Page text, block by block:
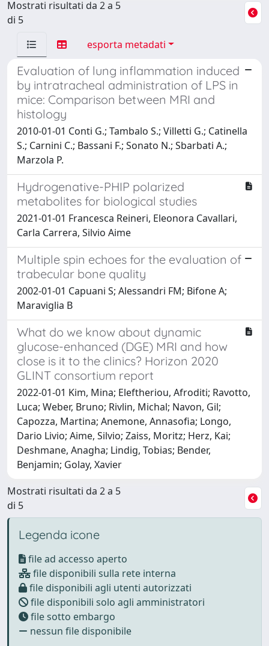
Mostrati risultati da 2 a 5
di 5
esporta metadati
Evaluation of lung inflammation induced
by intratracheal administration of LPS in
mice: Comparison between MRI and
histology
2010-01-01 Conti G.; Tambalo S.; Villetti G.; Catinella
S.; Carnini C.; Bassani F.; Sonato N.; Sbarbati A.;
Marzola P.
Hydrogenative-PHIP polarized
metabolites for biological studies
2021-01-01 Francesca Reineri, Eleonora Cavallari,
Carla Carrera, Silvio Aime
Multiple spin echoes for the evaluation of
trabecular bone quality
2002-01-01 Capuani S; Alessandri FM; Bifone A;
Maraviglia B
What do we know about dynamic
glucose-enhanced (DGE) MRI and how
close is it to the clinics? Horizon 2020
GLINT consortium report
2022-01-01 Kim, Mina; Eleftheriou, Afroditi; Ravotto,
Luca; Weber, Bruno; Rivlin, Michal; Navon, Gil;
Capozza, Martina; Anemone, Annasofia; Longo,
Dario Livio; Aime, Silvio; Zaiss, Moritz; Herz, Kai;
Deshmane, Anagha; Lindig, Tobias; Bender,
Benjamin; Golay, Xavier
Mostrati risultati da 2 a 5
di 5
Legenda icone
file ad accesso aperto
file disponibili sulla rete interna
file disponibili agli utenti autorizzati
file disponibili solo agli amministratori
file sotto embargo
nessun file disponibile